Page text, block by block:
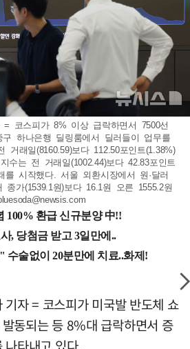
= 코스피가 8% 이상 급락하면서 7500선
하나은행 딜링룸에서 딜러들이 업무를
래일(8160.59)보다 112.50포인트(1.38%)
수는 전 거래일(1002.44)보다 42.83포인트
를 시작했다. 서울 외환시장에서 원·달러
가(1539.1원)보다 16.1원 오른 1555.2원
자 = 코스피가 미국발 반도체 쇼
동되는 등 8%대 급락하면서 증